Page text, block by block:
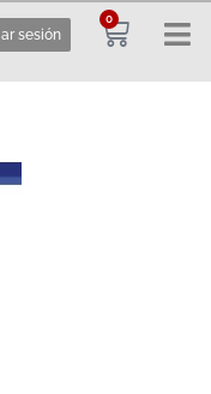
sesión
0